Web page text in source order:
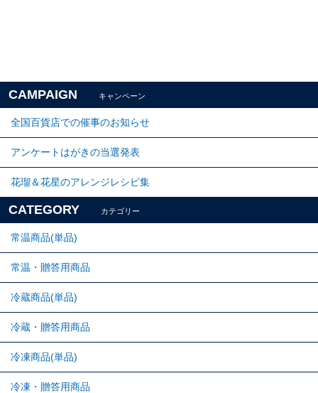
CAMPAIGN キャンペーン
全国百貨店での催事のお知らせ
アンケートはがきの当選発表
花瑠＆花星のアレンジレシピ集
CATEGORY カテゴリー
常温商品(単品)
常温・贈答用商品
冷蔵商品(単品)
冷蔵・贈答用商品
冷凍商品(単品)
冷凍・贈答用商品